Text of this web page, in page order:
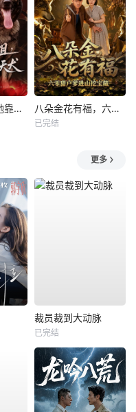
别惹大小姐，她靠山是哮天犬 八朵金花有福，六零猎户爹进山挖宝藏
已完结
更多
裁员裁到大动脉
已完结